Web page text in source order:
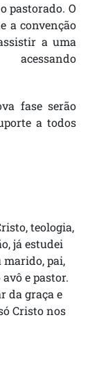
pastorado. O
a convenção
a uma
fase serão
a todos
teologia,
já estudei
marido, pai,
e pastor.
da graça e
Cristo nos